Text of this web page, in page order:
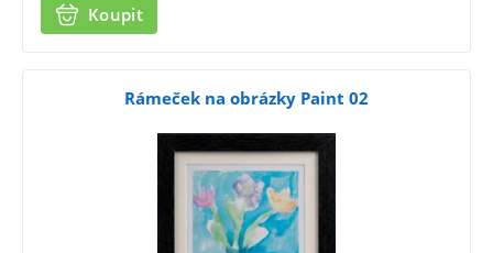
Koupit
Rámeček na obrázky Paint 02